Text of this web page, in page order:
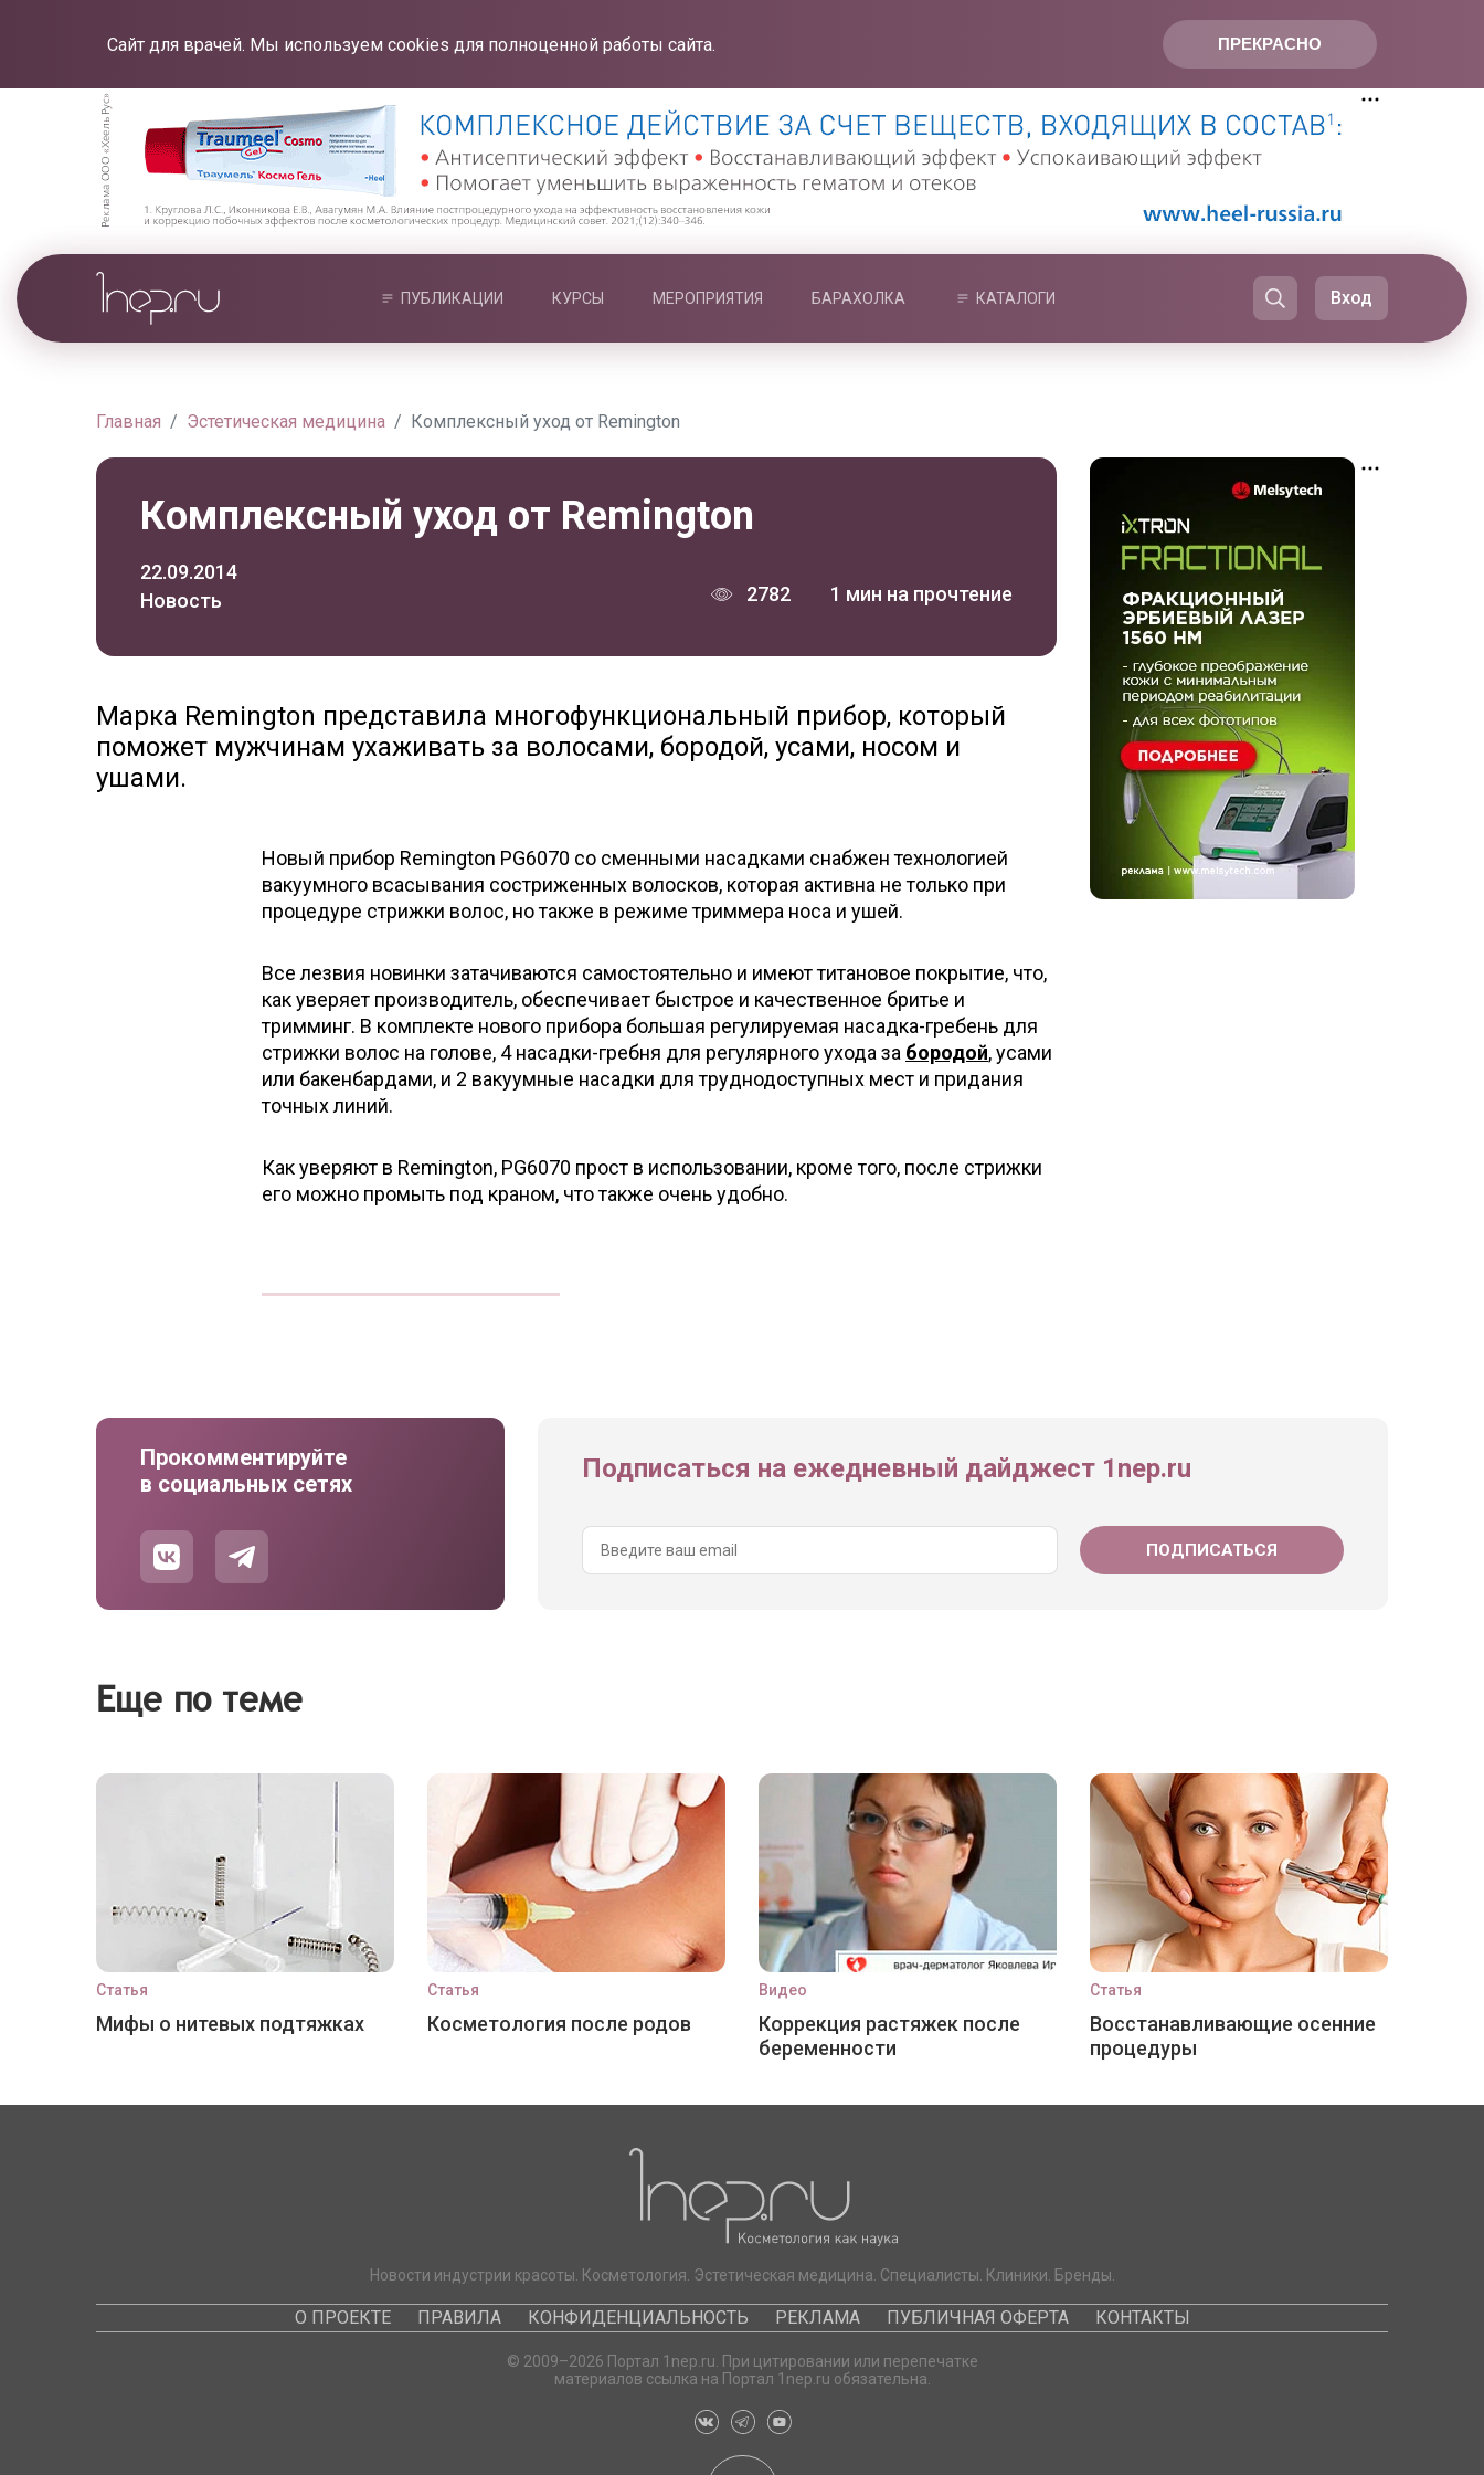
ПРЕКРАСНО
Сайт для врачей. Мы используем cookies для полноценной работы сайта.
ПУБЛИКАЦИИ КУРСЫ МЕРОПРИЯТИЯ БАРАХОЛКА КАТАЛОГИ Вход
Главная Эстетическая медицина Комплексный уход от Remington
Комплексный уход от Remington
22.09.2014
Новость
2782 1 мин на прочтение
Марка Remington представила многофункциональный прибор, который
поможет мужчинам ухаживать за волосами, бородой, усами, носом и
ушами.
Новый прибор Remington PG6070 со сменными насадками снабжен технологией
вакуумного всасывания состриженных волосков, которая активна не только при
процедуре стрижки волос, но также в режиме триммера носа и ушей.
Все лезвия новинки затачиваются самостоятельно и имеют титановое покрытие, что,
как уверяет производитель, обеспечивает быстрое и качественное бритье и
тримминг. В комплекте нового прибора большая регулируемая насадка-гребень для
стрижки волос на голове, 4 насадки-гребня для регулярного ухода за бородой, усами
или бакенбардами, и 2 вакуумные насадки для труднодоступных мест и придания
точных линий.
Как уверяют в Remington, PG6070 прост в использовании, кроме того, после стрижки
его можно промыть под краном, что также очень удобно.
Прокомментируйте
в социальных сетях
Подписаться на ежедневный дайджест 1nep.ru
Еще по теме
Статья
Мифы о нитевых подтяжках
Статья
Косметология после родов
Видео
Коррекция растяжек после
беременности
Статья
Восстанавливающие осенние
процедуры
Новости индустрии красоты. Косметология. Эстетическая медицина. Специалисты. Клиники. Бренды.
О ПРОЕКТЕ ПРАВИЛА КОНФИДЕНЦИАЛЬНОСТЬ РЕКЛАМА ПУБЛИЧНАЯ ОФЕРТА КОНТАКТЫ
© 2009–2026 Портал 1nep.ru. При цитировании или перепечатке
материалов ссылка на Портал 1nep.ru обязательна.